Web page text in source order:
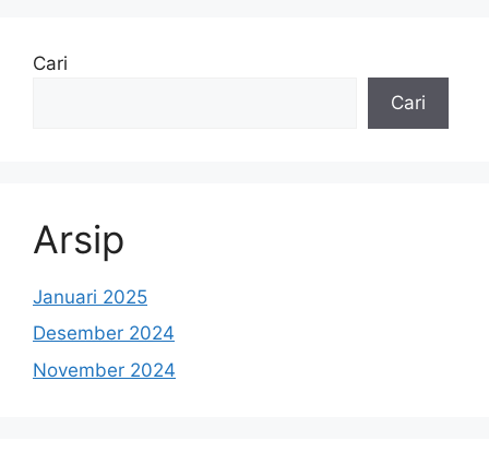
Cari
Cari
Arsip
Januari 2025
Desember 2024
November 2024